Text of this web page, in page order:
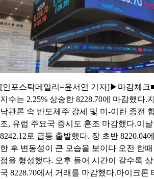
[인포스탁데일리=윤서연 기자]▶마감체크
지수는 2.25% 상승한 8228.70에 마감했다.
낙관론 속 반도체주 강세 및 미-이란 종전
조, 유럽 주요국 증시도 혼조 마감했다.이
8242.12로 급등 출발했다. 장 초반 8220.04
한 후 변동성이 큰 모습을 보이다 오전 한때
점을 형성했다. 오후 들어 시간이 갈수록
국 8228.70에서 거래를 마감했다.마이크론